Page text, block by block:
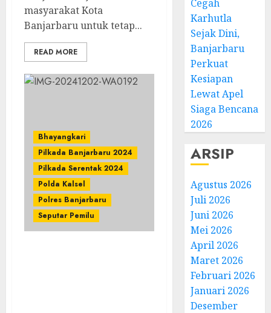
masyarakat Kota
Banjarbaru untuk tetap...
READ MORE
Bhayangkari
Pilkada Banjarbaru 2024
Pilkada Serentak 2024
Polda Kalsel
Polres Banjarbaru
Seputar Pemilu
Cegah
Karhutla
Sejak Dini,
Banjarbaru
Perkuat
Kesiapan
Lewat Apel
Siaga Bencana
2026
ARSIP
Agustus 2026
Juli 2026
Juni 2026
Mei 2026
April 2026
Maret 2026
Februari 2026
Januari 2026
Desember